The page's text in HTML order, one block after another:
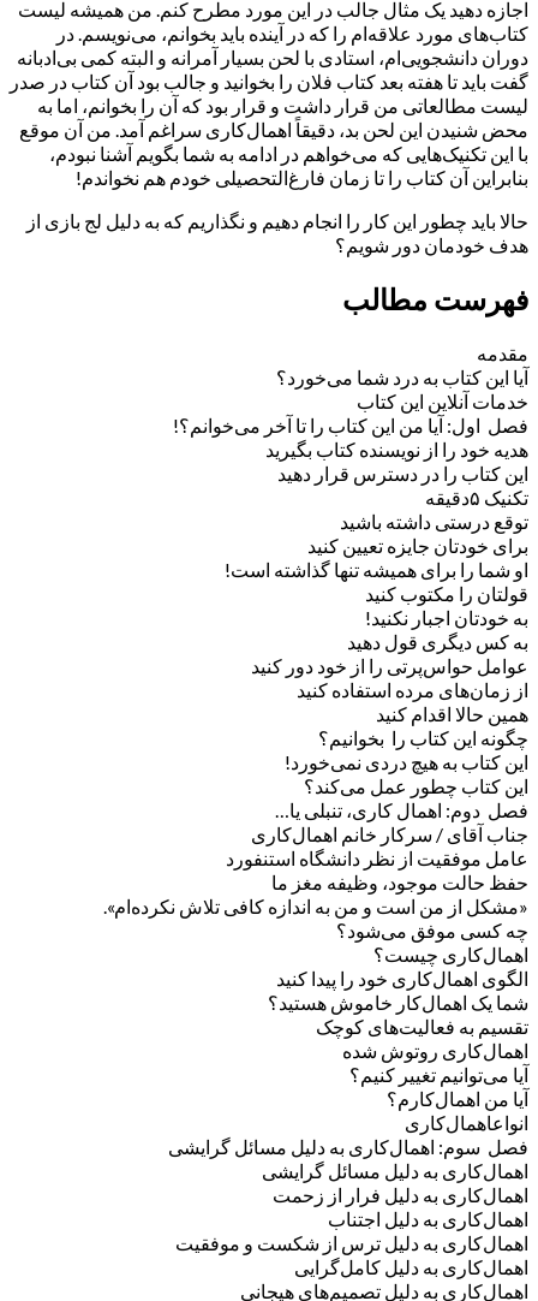
اجازه دهید یک مثال جالب در این مورد مطرح کنم. من همیشه لیست
کتاب‌های مورد علاقه‌ام را که در آینده باید بخوانم، می‌نویسم. در
دوران دانشجویی‌ام، استادی با لحن بسیار آمرانه و البته کمی بی‌ادبانه
گفت باید تا هفته بعد کتاب فلان را بخوانید و جالب بود آن کتاب در صدر
لیست مطالعاتی من قرار داشت و قرار بود که آن را بخوانم، اما به
محض شنیدن این لحن بد، دقیقاً اهمال‌کاری سراغم آمد. من آن موقع
با این تکنیک‌هایی که می‌خواهم در ادامه به شما بگویم آشنا نبودم،
بنابراین آن کتاب را تا زمان فارغ‌التحصیلی خودم هم نخواندم!
حالا باید چطور این کار را انجام دهیم و نگذاریم که به دلیل لج بازی از
هدف خودمان دور شویم؟
فهرست مطالب
مقدمه
آیا این کتاب به درد شما می‌خورد؟
خدمات آنلاین این کتاب
فصل اول: آیا من این کتاب را تا آخر می‌خوانم؟!
هدیه خود را از نویسنده کتاب بگیرید
این کتاب را در دسترس قرار دهید
تکنیک ۵دقیقه
توقع درستی داشته باشید
برای خودتان جایزه تعیین کنید
او شما را برای همیشه تنها گذاشته است!
قولتان را مکتوب کنید
به خودتان اجبار نکنید!
به کس دیگری قول دهید
عوامل حواس‌پرتی را از خود دور کنید
از زمان‌های مرده استفاده کنید
همین حالا اقدام کنید
چگونه این کتاب را بخوانیم؟
این کتاب به هیچ دردی نمی‌خورد!
این کتاب چطور عمل می‌کند؟
فصل دوم: اهمال کاری، تنبلی یا…
جناب آقای / سرکار خانم اهمال‌کاری
عامل موفقیت از نظر دانشگاه استنفورد
حفظ حالت موجود، وظیفه مغز ما
«مشکل از من است و من به اندازه کافی تلاش نکرده‌ام».
چه کسی موفق می‌شود؟
اهمال‌کاری چیست؟
الگوی اهمال‌کاری خود را پیدا کنید
شما یک اهمال‌کار خاموش هستید؟
تقسیم به فعالیت‌های کوچک
اهمال‌کاری روتوش شده
آیا می‌توانیم تغییر کنیم؟
آیا من اهمال‌کارم؟
انواعاهمال‌کاری
فصل سوم: اهمال‌کاری به دلیل مسائل گرایشی
اهمال‌کاری به دلیل مسائل گرایشی
اهمال‌کاری به دلیل فرار از زحمت
اهمال‌کاری به دلیل اجتناب
اهمال‌کاری به دلیل ترس از شکست و موفقیت
اهمال‌کاری به دلیل کامل‌گرایی
اهمال‌کاری به دلیل تصمیم‌های هیجانی